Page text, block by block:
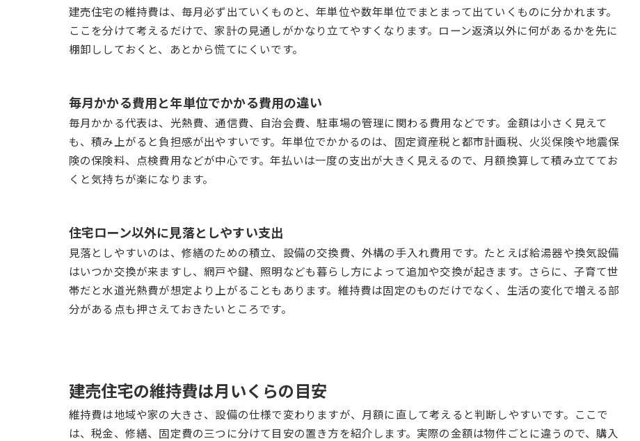
建売住宅の維持費は、毎月必ず出ていくものと、年単位や数年単位でまとまって出ていくものに分かれます。
ここを分けて考えるだけで、家計の見通しがかなり立てやすくなります。ローン返済以外に何があるかを先に
棚卸ししておくと、あとから慌てにくいです。
毎月かかる費用と年単位でかかる費用の違い
毎月かかる代表は、光熱費、通信費、自治会費、駐車場の管理に関わる費用などです。金額は小さく見えて
も、積み上がると負担感が出やすいです。年単位でかかるのは、固定資産税と都市計画税、火災保険や地震保
険の保険料、点検費用などが中心です。年払いは一度の支出が大きく見えるので、月額換算して積み立ててお
くと気持ちが楽になります。
住宅ローン以外に見落としやすい支出
見落としやすいのは、修繕のための積立、設備の交換費、外構の手入れ費用です。たとえば給湯器や換気設備
はいつか交換が来ますし、網戸や鍵、照明なども暮らし方によって追加や交換が起きます。さらに、子育て世
帯だと水道光熱費が想定より上がることもあります。維持費は固定のものだけでなく、生活の変化で増える部
分がある点も押さえておきたいところです。
建売住宅の維持費は月いくらの目安
維持費は地域や家の大きさ、設備の仕様で変わりますが、月額に直して考えると判断しやすいです。ここで
は、税金、修繕、固定費の三つに分けて目安の置き方を紹介します。実際の金額は物件ごとに違うので、購入